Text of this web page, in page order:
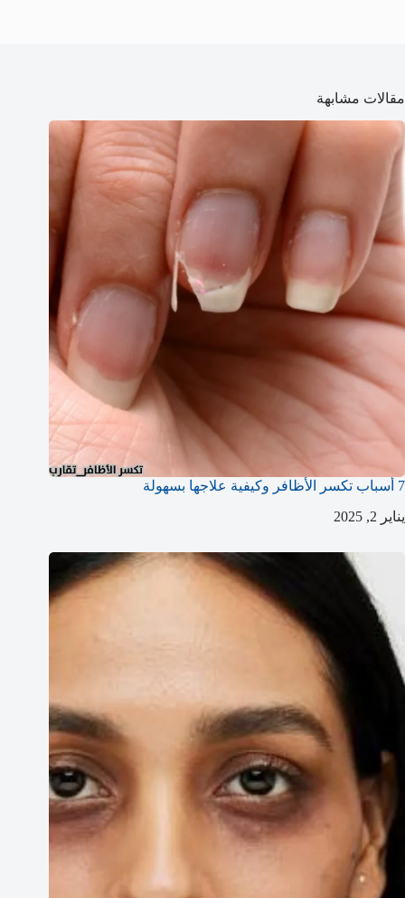
مقالات مشابهة
7 أسباب تكسر الأظافر وكيفية علاجها بسهولة
يناير 2, 2025